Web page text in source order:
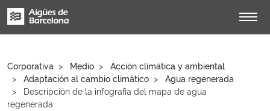
Corporativa Medio
Acción climática y ambiental
Adaptación al cambio climático
Agua regenerada
Descripción de la infografia del mapa de agua
regenerada